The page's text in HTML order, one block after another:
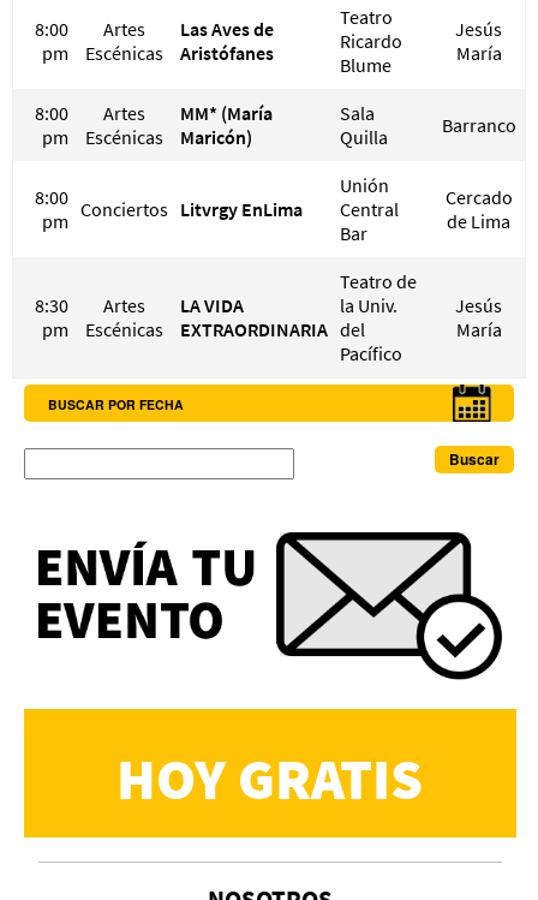
8:00
pm
Artes
Escénicas
Las Aves de
Aristófanes
Teatro
Ricardo
Blume
Jesús
María
8:00
pm
Artes
Escénicas
MM* (María
Maricón)
Sala
Quilla
Barranco
8:00
pm Conciertos Litvrgy EnLima
Unión
Central
Bar
Cercado
de Lima
8:30
pm
Artes
Escénicas
LA VIDA
EXTRAORDINARIA
Teatro de
la Univ.
del
Pacífico
Jesús
María
BUSCAR POR FECHA
HOY GRATIS